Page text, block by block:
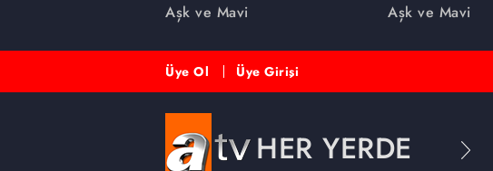
Aşk ve Mavi
Aşk ve Mavi
Üye Ol Üye Girişi
HER YERDE